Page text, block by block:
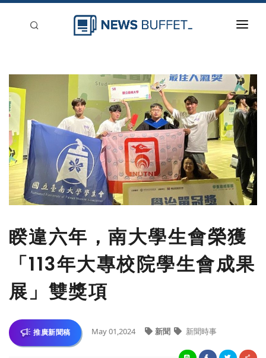
刊登
睽違六年，南大學生會榮獲
「113年大專校院學生會成果
展」雙獎項
推廣新聞稿 May 01,2024 新聞 新聞時事